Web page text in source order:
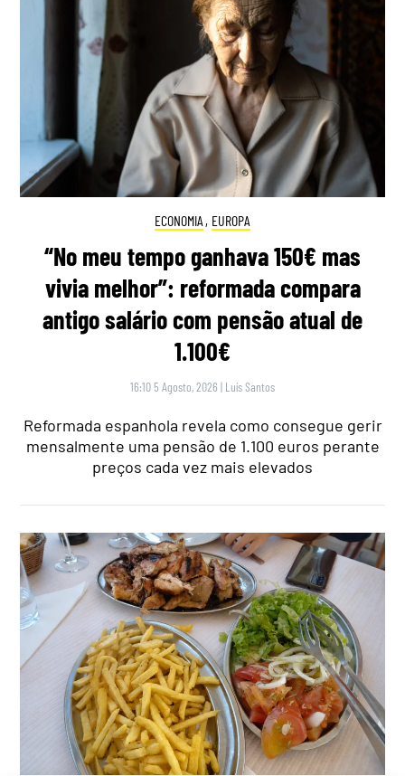
ECONOMIA , EUROPA
“No meu tempo ganhava 150€ mas
vivia melhor”: reformada compara
antigo salário com pensão atual de
1.100€
16:10 5 Agosto, 2026 | Luís Santos
Reformada espanhola revela como consegue gerir
mensalmente uma pensão de 1.100 euros perante
preços cada vez mais elevados